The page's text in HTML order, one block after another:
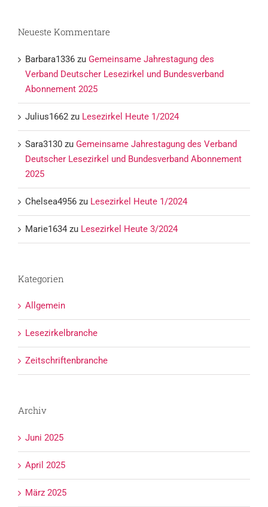
Neueste Kommentare
Barbara1336 zu Gemeinsame Jahrestagung des
Verband Deutscher Lesezirkel und Bundesverband
Abonnement 2025
Julius1662 zu Lesezirkel Heute 1/2024
Sara3130 zu Gemeinsame Jahrestagung des Verband
Deutscher Lesezirkel und Bundesverband Abonnement
2025
Chelsea4956 zu Lesezirkel Heute 1/2024
Marie1634 zu Lesezirkel Heute 3/2024
Kategorien
Allgemein
Lesezirkelbranche
Zeitschriftenbranche
Archiv
Juni 2025
April 2025
März 2025